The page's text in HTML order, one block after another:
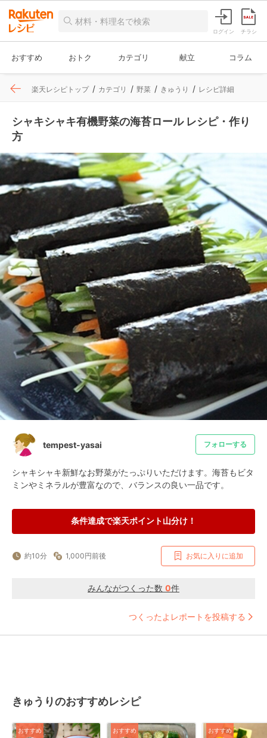
ログイン チラシ
おすすめ おトク カテゴリ 献立 コラム
楽天レシピトップ カテゴリ 野菜 きゅうり レシピ詳細
シャキシャキ有機野菜の海苔ロール レシピ・作り
方
tempest-yasai フォローする
シャキシャキ新鮮なお野菜がたっぷりいただけます。海苔もビタ
ミンやミネラルが豊富なので、バランスの良い一品です。
条件達成で楽天ポイント山分け！
約10分 1,000円前後 お気に入りに追加
みんながつくった数 0件
つくったよレポートを投稿する
きゅうりのおすすめレシピ
おすすめ おすすめ おすすめ